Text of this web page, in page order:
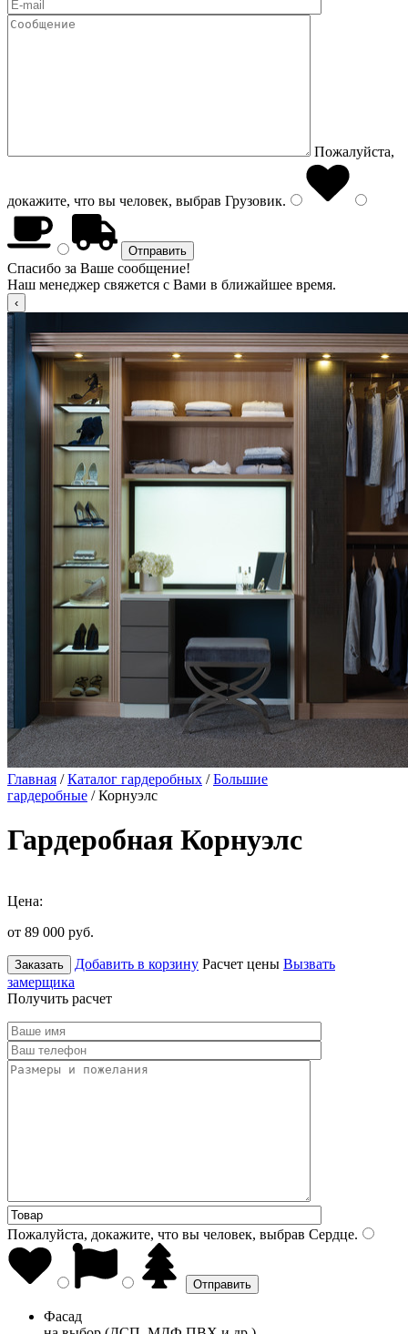
Пожалуйста,
докажите, что вы человек, выбрав Грузовик.
Спасибо за Ваше сообщение!
Наш менеджер свяжется с Вами в ближайшее время.
Главная /Каталог гардеробных /Большие
гардеробные / Корнуэлс
Гардеробная Корнуэлс
Цена:
от 89 000 руб.
Заказать Добавить в корзину Расчет цены Вызвать
замерщика
Получить расчет
Пожалуйста, докажите, что вы человек, выбрав Сердце.
Фасад